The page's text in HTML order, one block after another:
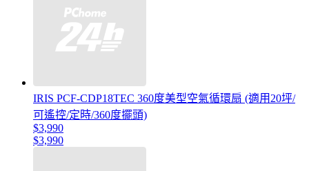
IRIS PCF-CDP18TEC 360度美型空氣循環扇 (適用20坪/
可遙控/定時/360度擺頭)
$3,990
$3,990